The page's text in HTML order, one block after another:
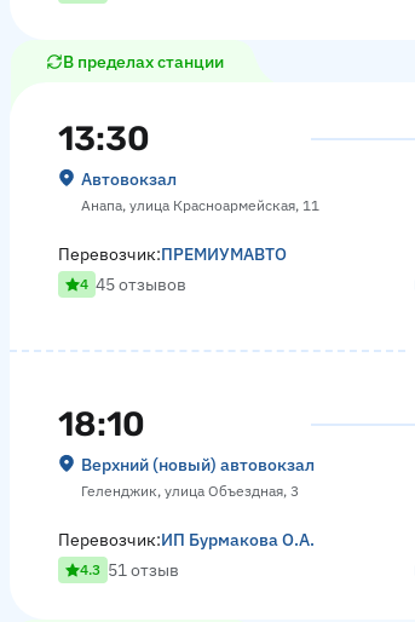
В пределах станции
13:30
Автовокзал
Анапа, улица Красноармейская, 11
Перевозчик:ПРЕМИУМАВТО
4 45 отзывов
18:10
Верхний (новый) автовокзал
Геленджик, улица Объездная, 3
Перевозчик:ИП Бурмакова О.А.
4.3 51 отзыв